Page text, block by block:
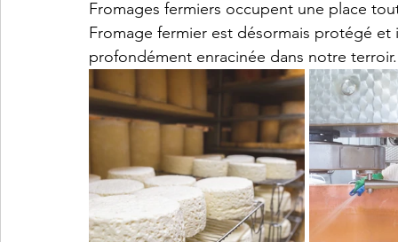
Fromages fermiers occupent une place
Fromage fermier est désormais protégé
profondément enracinée dans notre terroir.